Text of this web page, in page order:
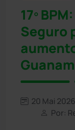
17º
Seguro
20 Mai
Por: